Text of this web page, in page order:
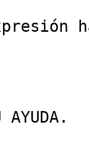
AYUDA.